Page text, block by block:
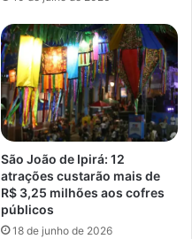
São João de Ipirá: 12
atrações custarão mais de
R$ 3,25 milhões aos cofres
públicos
18 de junho de 2026